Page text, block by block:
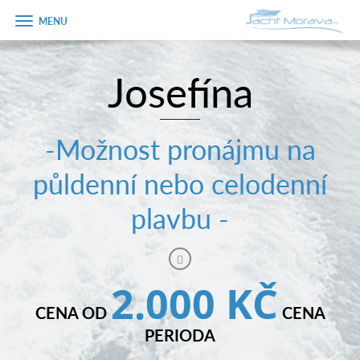
Úvodní strana
Pronájem a ceník
Plán plavby
Tipy na výlet
Zobrazit
menu
Josefína
-Možnost pronájmu na
půldenní nebo celodenní
plavbu -
CENA OD2.000 KČ CENA
PERIODA